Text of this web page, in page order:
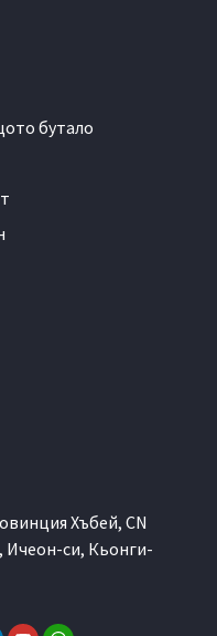
бутало
Хъбей, CN
Ичеон-си, Кьонги-